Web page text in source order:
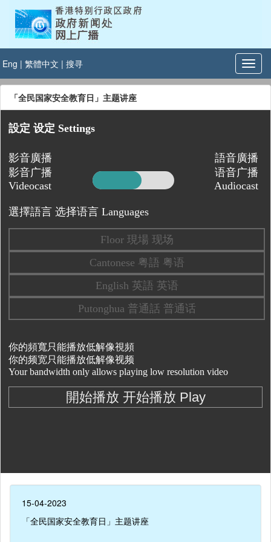
Eng | 繁體中文 | 搜寻
「全民国家安全教育日」主题讲座
15-04-2023
「全民国家安全教育日」主题讲座